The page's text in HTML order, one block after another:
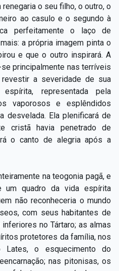
o seu filho, o outro, o
ao casulo e o segundo à
perfeitamente o laço de
a própria imagem pinta o
e que o outro inspirará. A
principalmente nas terríveis
a severidade de sua
representada pela
vaporosos e esplêndidos
desvelada. Ela plenificará de
cristã havia penetrado de
o canto de alegria após a
na teogonia pagã, e
um quadro da vida espírita
não reconheceria o mundo
com seus habitantes de
no Tártaro; as almas
protetores da família, nos
o esquecimento do
nas pitonisas, os